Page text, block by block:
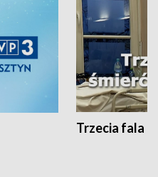
Trzecia fala -